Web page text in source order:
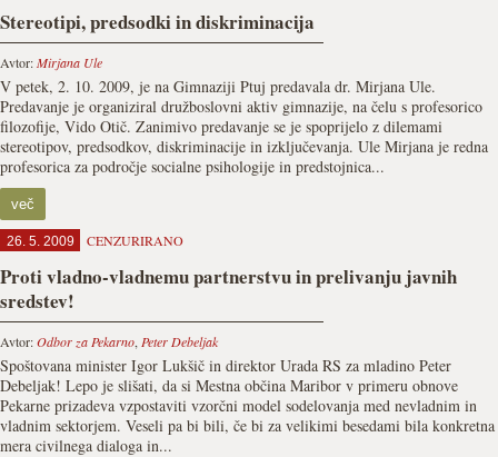
Stereotipi, predsodki in diskriminacija
Avtor:Mirjana Ule
V petek, 2. 10. 2009, je na Gimnaziji Ptuj predavala dr. Mirjana Ule.
Predavanje je organiziral družboslovni aktiv gimnazije, na čelu s profesorico
filozofije, Vido Otič. Zanimivo predavanje se je spoprijelo z dilemami
stereotipov, predsodkov, diskriminacije in izključevanja. Ule Mirjana je redna
profesorica za področje socialne psihologije in predstojnica...
več
26. 5. 2009 CENZURIRANO
Proti vladno-vladnemu partnerstvu in prelivanju javnih
sredstev!
Avtor:Odbor za Pekarno, Peter Debeljak
Spoštovana minister Igor Lukšič in direktor Urada RS za mladino Peter
Debeljak! Lepo je slišati, da si Mestna občina Maribor v primeru obnove
Pekarne prizadeva vzpostaviti vzorčni model sodelovanja med nevladnim in
vladnim sektorjem. Veseli pa bi bili, če bi za velikimi besedami bila konkretna
mera civilnega dialoga in...